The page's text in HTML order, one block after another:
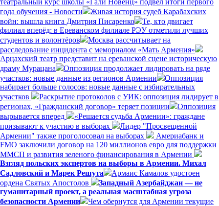
года обучения - Новости
Живая история судеб Карабахских
войн: вышла книга Дмитрия Писаренко
Те, кто двигает
филиал вперёд: в Ереванском филиале РЭУ отметили лучших
студентов и волонтёров
Москва рассчитывает на
расследование инцидента с мемориалом «Мать Армения»
Арцахский театр представит на ереванской сцене историческую
драму Мурацана
Оппозиция продолжает лидировать на ряде
участков: новые данные из регионов Армении
Оппозиция
набирает больше голосов: новые данные с избирательных
участков
Раскрытие протоколов с УИК: оппозиция лидирует в
регионах, «Гражданский договор» теряет позиции
Оппозиция
вырывается вперед
«Решается судьба Армении»: граждане
призывают к участию в выборах
Лидер "Просвещенной
Армении" также проголосовал на выборах
Америабанк и
FMO заключили договор на 120 миллионов евро для поддержки
ММСП и развития зеленого финансирования в Армении
Взгляд польских экспертов на выборы в Армении. Михал
Садловский и Марек Решута
Армаис Камалов удостоен
ордена Святых Апостолов
Западный Азербайджан — не
гуманитарный проект, а реальная масштабная угроза
безопасности Армении
Чем обернутся для Армении текущие